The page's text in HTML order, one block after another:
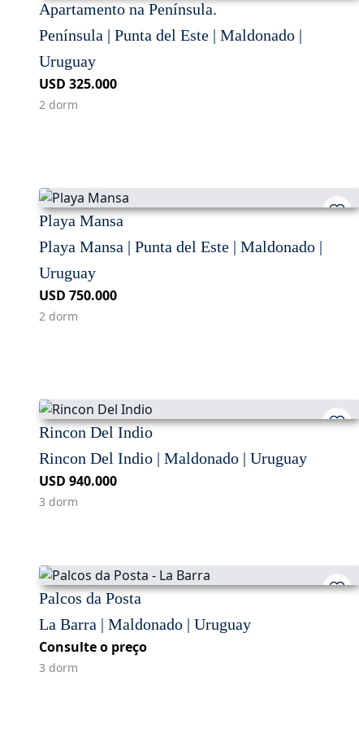
Apartamento na Península.
Península | Punta del Este | Maldonado |
Uruguay
USD 325.000
2 dorm
Playa Mansa
Playa Mansa | Punta del Este | Maldonado |
Uruguay
USD 750.000
2 dorm
Rincon Del Indio
Rincon Del Indio | Maldonado | Uruguay
USD 940.000
3 dorm
Palcos da Posta
La Barra | Maldonado | Uruguay
Consulte o preço
3 dorm